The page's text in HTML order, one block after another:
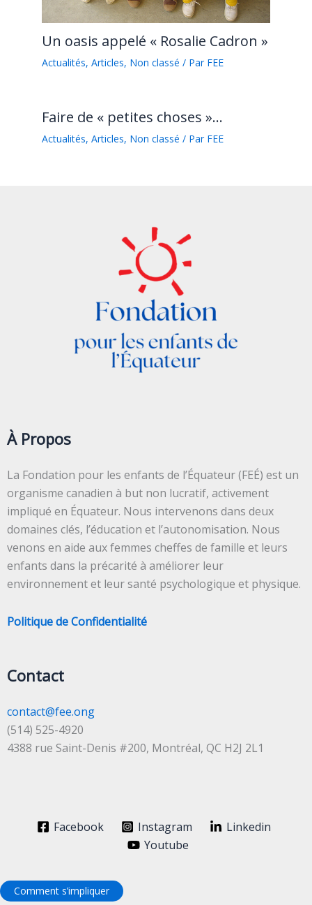
Un oasis appelé « Rosalie Cadron »
Actualités, Articles, Non classé / Par FEE
Faire de « petites choses »…
Actualités, Articles, Non classé / Par FEE
À Propos
La Fondation pour les enfants de l’Équateur (FEÉ) est un
organisme canadien à but non lucratif, activement
impliqué en Équateur. Nous intervenons dans deux
domaines clés, l’éducation et l’autonomisation. Nous
venons en aide aux femmes cheffes de famille et leurs
enfants dans la précarité à améliorer leur
environnement et leur santé psychologique et physique.
Politique de Confidentialité
Contact
contact@fee.ong
(514) 525-4920
4388 rue Saint-Denis #200, Montréal, QC H2J 2L1
Facebook Instagram
Linkedin
Youtube
Comment s’impliquer